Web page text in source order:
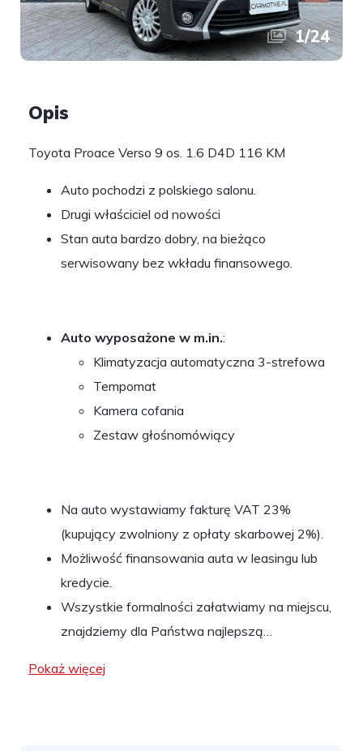
1/24
Opis
Toyota Proace Verso 9 os. 1.6 D4D 116 KM
Auto pochodzi z polskiego salonu.
Drugi właściciel od nowości
Stan auta bardzo dobry, na bieżąco
serwisowany bez wkładu finansowego.
Auto wyposażone w m.in.:
Klimatyzacja automatyczna 3-strefowa
Tempomat
Kamera cofania
Zestaw głośnomówiący
Na auto wystawiamy fakturę VAT 23%
(kupujący zwolniony z opłaty skarbowej 2%).
Możliwość finansowania auta w leasingu lub
kredycie.
Wszystkie formalności załatwiamy na miejscu,
znajdziemy dla Państwa najlepszą…
Pokaż więcej